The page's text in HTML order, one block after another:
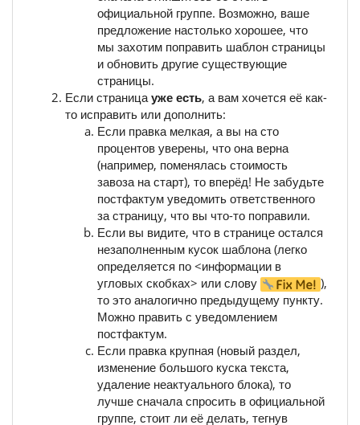
официальной группе. Возможно, ваше
предложение настолько хорошее, что
мы захотим поправить шаблон страницы
и обновить другие существующие
страницы.
Если страницауже есть, а вам хочется её как-
то исправить или дополнить:
Если правка мелкая, а вы на сто
процентов уверены, что она верна
(например, поменялась стоимость
завоза на старт), то вперёд! Не забудьте
постфактум уведомить ответственного
за страницу, что вы что-то поправили.
Если вы видите, что в странице остался
незаполненным кусок шаблона (легко
определяется по <информации в
угловых скобках> или слову
),
то это аналогично предыдущему пункту.
Можно править с уведомлением
постфактум.
Если правка крупная (новый раздел,
изменение большого куска текста,
удаление неактуального блока), то
лучше сначала спросить в официальной
группе, стоит ли её делать, тегнув